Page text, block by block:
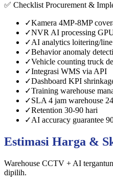
✅ Checklist Procurement &
✓Kamera 4MP-8MP
✓NVR AI processing
✓AI analytics loitering/
✓Behavior anomaly
✓Vehicle counting truck
✓Integrasi WMS via API
✓Dashboard KPI
✓Training warehouse
✓SLA 4 jam warehouse
✓Retention 30-90 hari
✓AI accuracy guarantee
Estimasi Harga &
Warehouse CCTV + AI
dipilih.